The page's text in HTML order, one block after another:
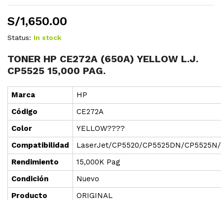
S/1,650.00
Status: In stock
TONER HP CE272A (650A) YELLOW L.J.
CP5525 15,000 PAG.
Marca
HP
Código
CE272A
Color
YELLOW????
Compatibilidad
LaserJet/CP5520/CP5525DN/
Rendimiento
15,000K Pag
Condición
Nuevo
Producto
ORIGINAL